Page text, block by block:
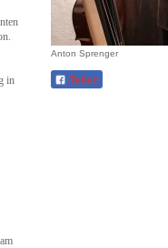
in
Anton Sprenger
Teilen